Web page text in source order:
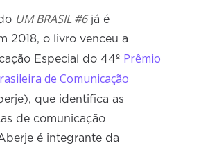
UM BRASIL #6já é
2018, o livro venceu a
Especial do 44º Prêmio
de Comunicação
que identifica as
de comunicação
é integrante da